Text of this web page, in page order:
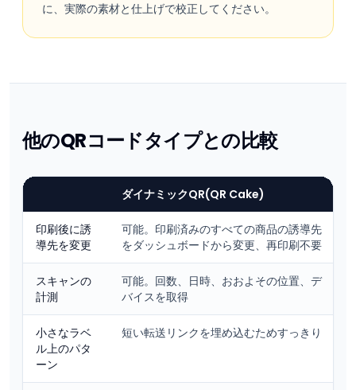
に、実際の素材と仕上げで校正してください。
他のQRコードタイプとの比較
ダイナミックQR(QR Cake)
印刷後に誘
導先を変更
可能。印刷済みのすべての商品の誘導先
をダッシュボードから変更、再印刷不要
スキャンの
計測
可能。回数、日時、おおよその位置、デ
バイスを取得
小さなラベ
ル上のパタ
ーン
短い転送リンクを埋め込むためすっきり